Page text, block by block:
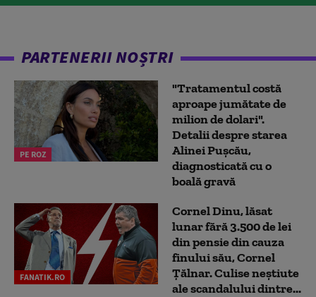
PARTENERII NOȘTRI
PE ROZ
"Tratamentul costă
aproape jumătate de
milion de dolari".
Detalii despre starea
Alinei Pușcău,
diagnosticată cu o
boală gravă
FANATIK.RO
Cornel Dinu, lăsat
lunar fără 3.500 de lei
din pensie din cauza
finului său, Cornel
Țălnar. Culise neștiute
ale scandalului dintre...